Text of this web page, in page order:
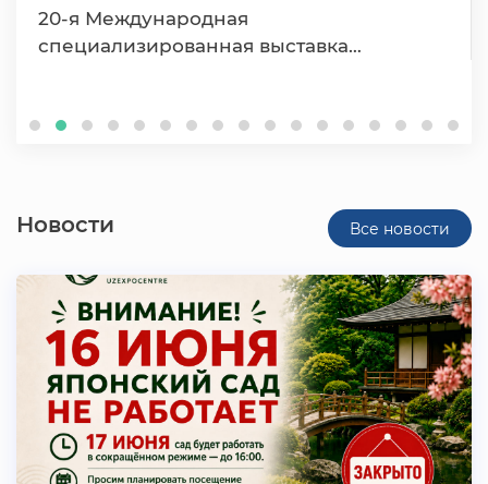
20-я Международная
специализированная выставка
Новости Все новости